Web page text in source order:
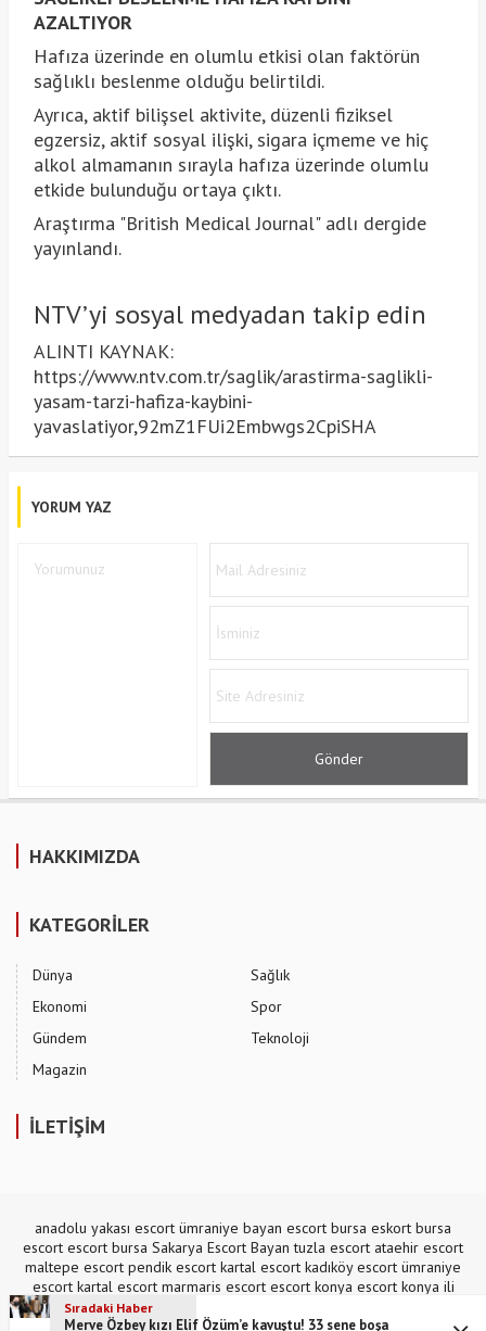
AZALTIYOR
Hafıza üzerinde en olumlu etkisi olan faktörün
sağlıklı beslenme olduğu belirtildi.
Ayrıca, aktif bilişsel aktivite, düzenli fiziksel
egzersiz, aktif sosyal ilişki, sigara içmeme ve hiç
alkol almamanın sırayla hafıza üzerinde olumlu
etkide bulunduğu ortaya çıktı.
Araştırma "British Medical Journal" adlı dergide
yayınlandı.
NTV’yi sosyal medyadan takip edin
ALINTI KAYNAK:
https://www.ntv.com.tr/saglik/arastirma-saglikli-
yasam-tarzi-hafiza-kaybini-
yavaslatiyor,92mZ1FUi2Embwgs2CpiSHA
YORUM YAZ
Sıradaki Haber
Merve Özbey kızı Elif Özüm’e kavuştu! 33 sene boşa
HAKKIMIZDA
KATEGORİLER
Dünya
Ekonomi
Gündem
Magazin
Sağlık
Spor
Teknoloji
İLETİŞİM
anadolu yakası escort ümraniye bayan escort bursa eskort bursa
escort escort bursa Sakarya Escort Bayan tuzla escort ataehir escort
maltepe escort pendik escort kartal escort kadıköy escort ümraniye
escort kartal escort marmaris escort escort konya escort konya ili